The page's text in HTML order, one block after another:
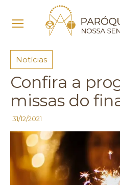
Notícias
Notícias
Confira a
missas do
31/12/2021